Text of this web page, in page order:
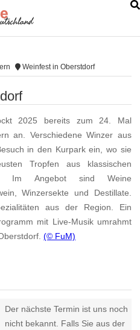
Weinfest in Oberstdorf
2025 bereits zum 24. Mal
an. Verschiedene Winzer aus
in den Kurpark ein, wo sie
Tropfen aus klassischen
Im Angebot sind Weine
Winzersekte und Destillate.
aus der Region. Ein
mit Live-Musik umrahmt
(© FuM)
Der nächste Termin ist uns noch
nicht bekannt. Falls Sie aus der